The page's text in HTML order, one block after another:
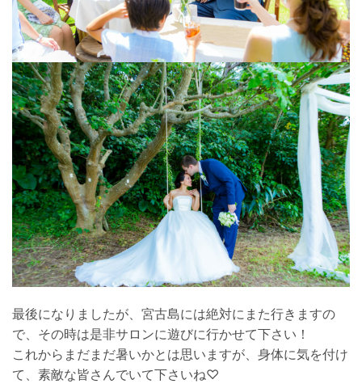
最後になりましたが、宮古島には絶対にまた行きますの
で、その時は是非サロンに遊びに行かせて下さい！
これからまだまだ暑いかとは思いますが、身体に気を付け
て、素敵な皆さんでいて下さいね♡